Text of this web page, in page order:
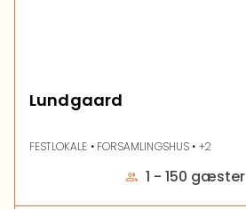
Lundgaard
FESTLOKALE • FORSAMLINGSHUS • +2
1 - 150 gæster